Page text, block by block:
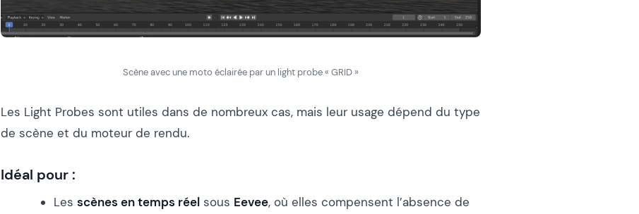
Scène avec une moto éclairée par un light probe « GRID »
Les Light Probes sont utiles dans de nombreux cas, mais leur usage dépend du type
de scène et du moteur de rendu.
Idéal pour :
Les scènes en temps réel sous Eevee, où elles compensent l’absence de